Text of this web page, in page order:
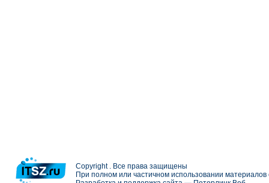
Copyright . Все права защищены
При полном или частичном использовании